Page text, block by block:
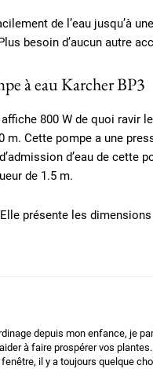
de l’eau jusqu’à
besoin d’aucun autre
à eau Karcher BP3
800 W de quoi ravir
m. Cette pompe a une
d’eau de cette
de 1.5 m.
présente les
depuis mon enfance, je
à faire prospérer vos
il y a toujours quelque